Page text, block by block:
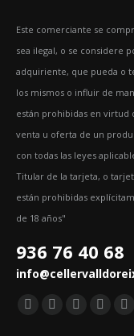
Este comerciante se
sea ilegal, o se considere
adquiriente, que pueda o
los mismos o influir de
están prohibidas en virtud
venta u oferta de un
con todas las leyes
Titular de la tarjeta, o
están prohibidas
de 18 años"
936 76 40 68
Encuéntranos en:
Facebook
TwitterYouTube